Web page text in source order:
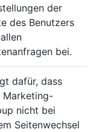
der
des Benutzers
bei.
dafür, dass
Marketing-
nicht bei
Seitenwechsel